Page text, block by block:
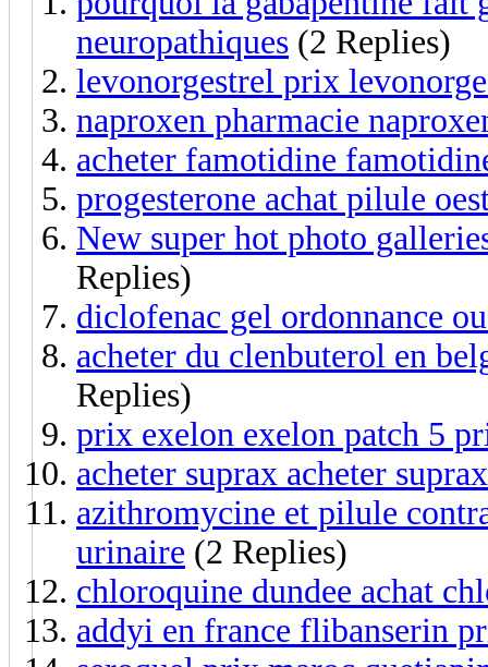
neuropathiques (2 Replies)
levonorgestrel prix
naproxen pharmacie
acheter famotidine
progesterone achat pilule
New super hot photo
Replies)
diclofenac gel ordonnance
acheter du clenbuterol en
Replies)
prix exelon exelon patch 5
acheter suprax acheter
azithromycine et pilule
urinaire (2 Replies)
chloroquine dundee achat
addyi en france flibanserin